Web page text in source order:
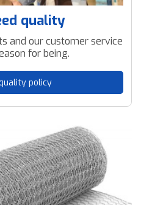
quality
and our customer service
for being.
policy